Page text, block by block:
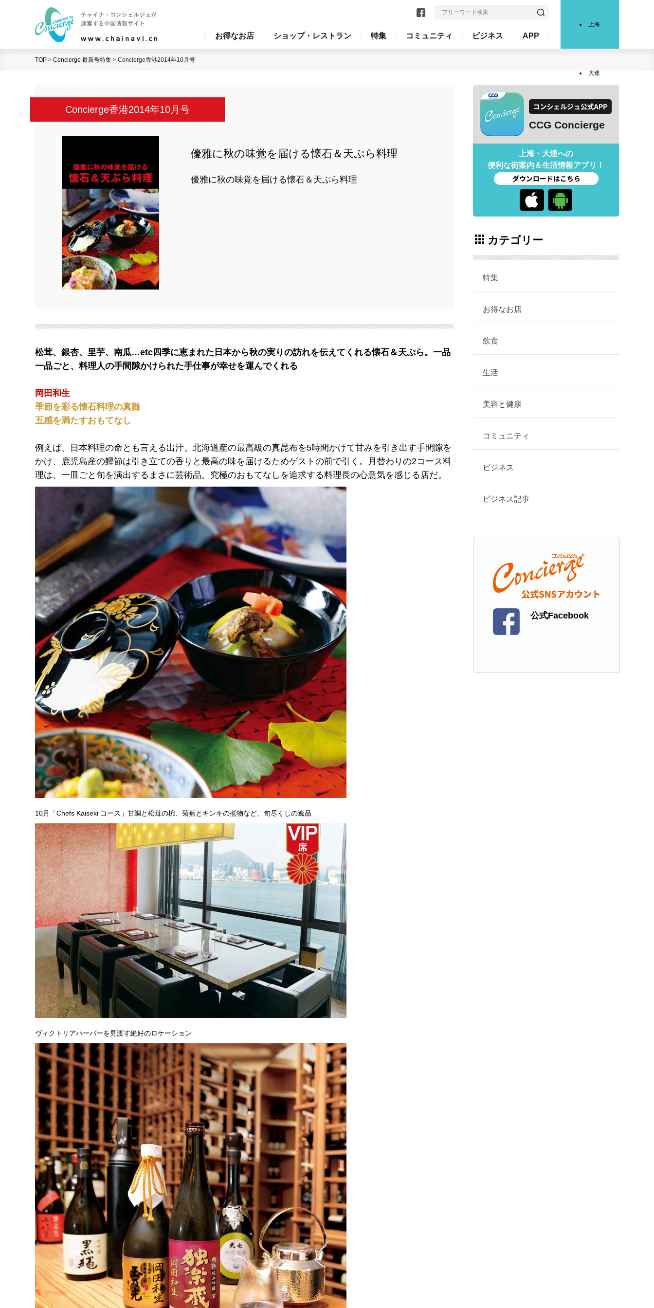
上海
大連
お得なお店 ショップ・レストラン 特集 コミュニティ ビジネス APP
TOP > Concierge 最新号特集 > Concierge香港2014年10月号
Concierge香港2014年10月号
優雅に秋の味覚を届ける懐石＆天ぷら料理
優雅に秋の味覚を届ける懐石＆天ぷら料理
松茸、銀杏、里芋、南瓜…etc四季に恵まれた日本から秋の実りの訪れを伝えてくれる懐石＆天ぷら。一品
一品ごと、料理人の手間隙かけられた手仕事が幸せを運んでくれる
岡田和生
季節を彩る懐石料理の真髄
五感を満たすおもてなし
例えば、日本料理の命とも言える出汁。北海道産の最高級の真昆布を5時間かけて甘みを引き出す手間隙を
かけ、鹿児島産の鰹節は引き立ての香りと最高の味を届けるためゲストの前で引く。月替わりの2コース料
理は、一皿ごと旬を演出するまさに芸術品。究極のおもてなしを追求する料理長の心意気を感じる店だ。
10月「Chefs Kaiseki コース」甘鯛と松茸の椀、菊蕪とキンキの煮物など、旬尽くしの逸品
ヴィクトリアハーバーを見渡す絶好のロケーション
CCG Concierge
上海・大連への
便利な街案内＆生活情報アプリ！
カテゴリー
特集
お得なお店
飲食
生活
美容と健康
コミュニティ
ビジネス
ビジネス記事
公式Facebook